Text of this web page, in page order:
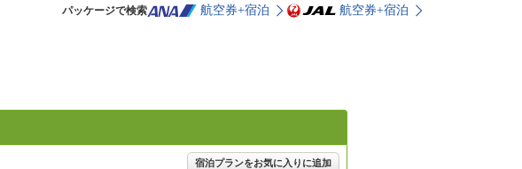
パッケージで検索 航空券+宿泊 航空券+宿泊
宿泊プランをお気に入りに追加